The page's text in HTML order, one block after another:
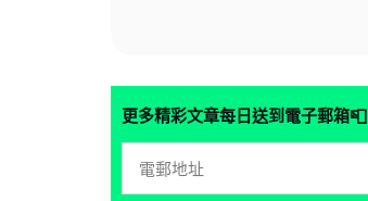
更多精彩文章每日送到電子郵箱📮